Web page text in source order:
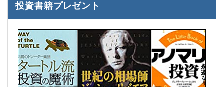
投資書籍プレゼント